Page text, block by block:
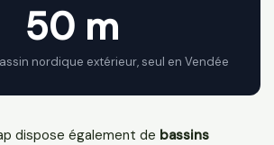
50 m
nordique extérieur, seul en Vendée
dispose également de bassins